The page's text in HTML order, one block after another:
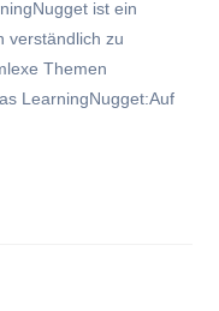
ist ein
verständlich zu
Themen
LearningNugget:Auf